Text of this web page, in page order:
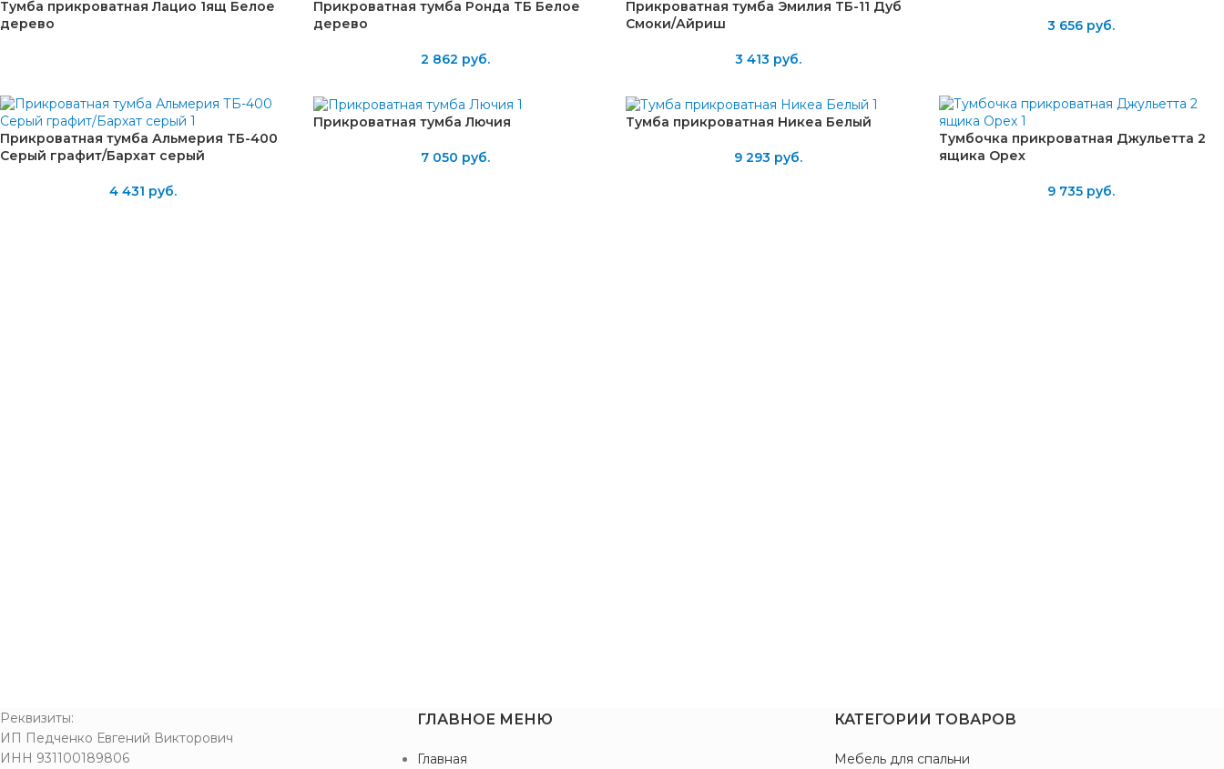
Тумба прикроватная Лацио 1ящ Белое
дерево
Прикроватная тумба Ронда ТБ Белое
дерево
2 862 руб.
Прикроватная тумба Эмилия ТБ-11 Дуб
Смоки/Айриш
3 413 руб.
3 656 руб.
Прикроватная тумба Альмерия ТБ-400
Серый графит/Бархат серый
4 431 руб.
Прикроватная тумба Лючия
7 050 руб.
Тумба прикроватная Никеа Белый
9 293 руб.
Тумбочка прикроватная Джульетта 2
ящика Орех
9 735 руб.
Реквизиты:
ИП Педченко Евгений Викторович
ИНН 931100189806
ГЛАВНОЕ МЕНЮ
Главная
КАТЕГОРИИ ТОВАРОВ
Мебель для спальни